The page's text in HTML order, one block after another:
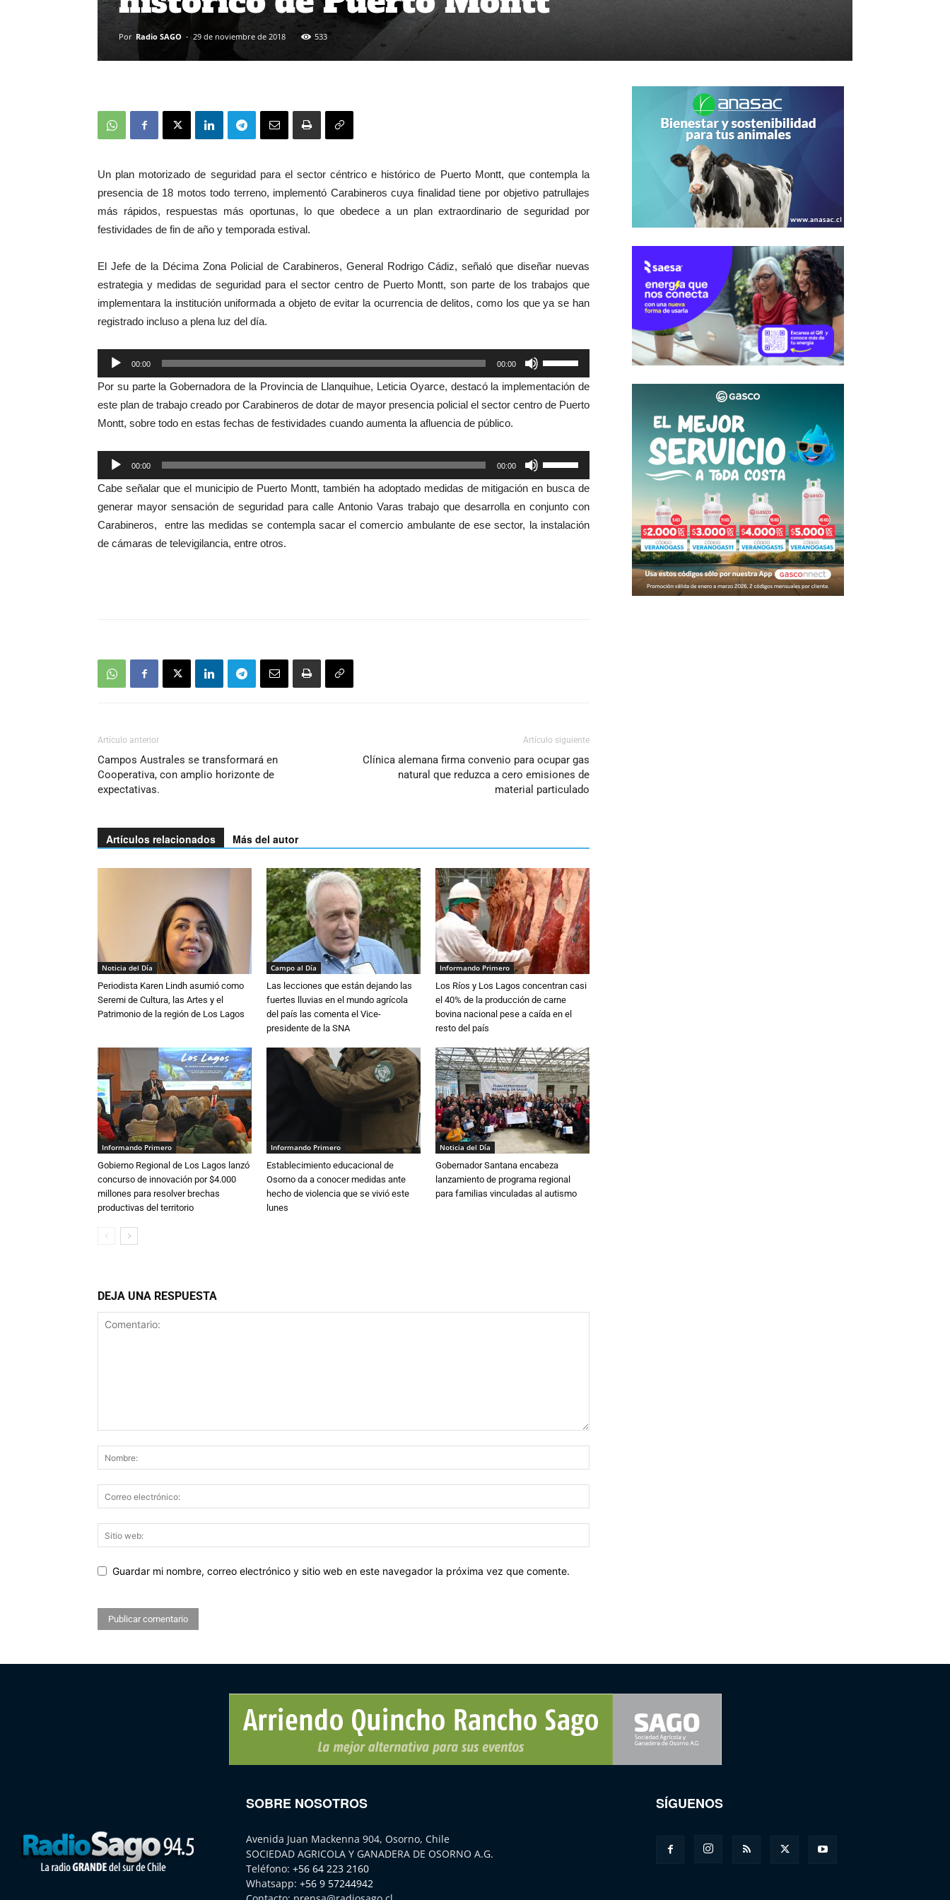
Por Radio SAGO - 29 de noviembre de 2018 533
Un plan motorizado de seguridad para el sector céntrico e histórico de Puerto Montt, que contempla la
presencia de 18 motos todo terreno, implementó Carabineros cuya finalidad tiene por objetivo patrullajes
más rápidos, respuestas más oportunas, lo que obedece a un plan extraordinario de seguridad por
festividades de fin de año y temporada estival.
El Jefe de la Décima Zona Policial de Carabineros, General Rodrigo Cádiz, señaló que diseñar nuevas
estrategia y medidas de seguridad para el sector centro de Puerto Montt, son parte de los trabajos que
implementara la institución uniformada a objeto de evitar la ocurrencia de delitos, como los que ya se han
registrado incluso a plena luz del día.
Reproductor
de
audio
00:00 00:00
las
teclas
de
arriba/abajo
para
aumentar
o
disminuir
Por su parte la Gobernadora de la Provincia de Llanquihue, Leticia Oyarce, destacó la implementación de
este plan de trabajo creado por Carabineros de dotar de mayor presencia policial el sector centro de Puerto
Montt, sobre todo en estas fechas de festividades cuando aumenta la afluencia de público.
Reproductor
de
audio
00:00 00:00
las
teclas
de
flecha
Cabe señalar que el municipio de Puerto Montt, también ha adoptado medidas de mitigación en busca de
generar mayor sensación de seguridad para calle Antonio Varas trabajo que desarrolla en conjunto con
Carabineros, entre las medidas se contempla sacar el comercio ambulante de ese sector, la instalación
de cámaras de televigilancia, entre otros.
Artículo anterior
Campos Australes se transformará en
Cooperativa, con amplio horizonte de
expectativas.
Artículo siguiente
Clínica alemana firma convenio para ocupar gas
natural que reduzca a cero emisiones de
material particulado
Artículos relacionados Más del autor
Noticia del Día
Periodista Karen Lindh asumió como
Seremi de Cultura, las Artes y el
Patrimonio de la región de Los Lagos
Campo al Día
Las lecciones que están dejando las
fuertes lluvias en el mundo agrícola
del país las comenta el Vice-
presidente de la SNA
Informando Primero
Los Ríos y Los Lagos concentran casi
el 40% de la producción de carne
bovina nacional pese a caída en el
resto del país
Informando Primero
Gobierno Regional de Los Lagos lanzó
concurso de innovación por $4.000
millones para resolver brechas
productivas del territorio
Informando Primero
Establecimiento educacional de
Osorno da a conocer medidas ante
hecho de violencia que se vivió este
lunes
Noticia del Día
Gobernador Santana encabeza
lanzamiento de programa regional
para familias vinculadas al autismo
DEJA UNA RESPUESTA
Guardar mi nombre, correo electrónico y sitio web en este navegador la próxima vez que comente.
SOBRE NOSOTROS
Avenida Juan Mackenna 904, Osorno, Chile
SOCIEDAD AGRICOLA Y GANADERA DE OSORNO A.G.
Teléfono: +56 64 223 2160
Whatsapp: +56 9 57244942
SÍGUENOS